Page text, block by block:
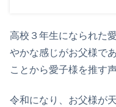
高校３年生になられた
やかな感じがお父様で
ことから愛子様を推す
令和になり、お父様が